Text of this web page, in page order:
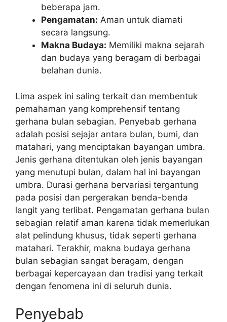
beberapa jam.
Pengamatan: Aman untuk diamati
secara langsung.
Makna Budaya: Memiliki makna sejarah
dan budaya yang beragam di berbagai
belahan dunia.
Lima aspek ini saling terkait dan membentuk
pemahaman yang komprehensif tentang
gerhana bulan sebagian. Penyebab gerhana
adalah posisi sejajar antara bulan, bumi, dan
matahari, yang menciptakan bayangan umbra.
Jenis gerhana ditentukan oleh jenis bayangan
yang menutupi bulan, dalam hal ini bayangan
umbra. Durasi gerhana bervariasi tergantung
pada posisi dan pergerakan benda-benda
langit yang terlibat. Pengamatan gerhana bulan
sebagian relatif aman karena tidak memerlukan
alat pelindung khusus, tidak seperti gerhana
matahari. Terakhir, makna budaya gerhana
bulan sebagian sangat beragam, dengan
berbagai kepercayaan dan tradisi yang terkait
dengan fenomena ini di seluruh dunia.
Penyebab